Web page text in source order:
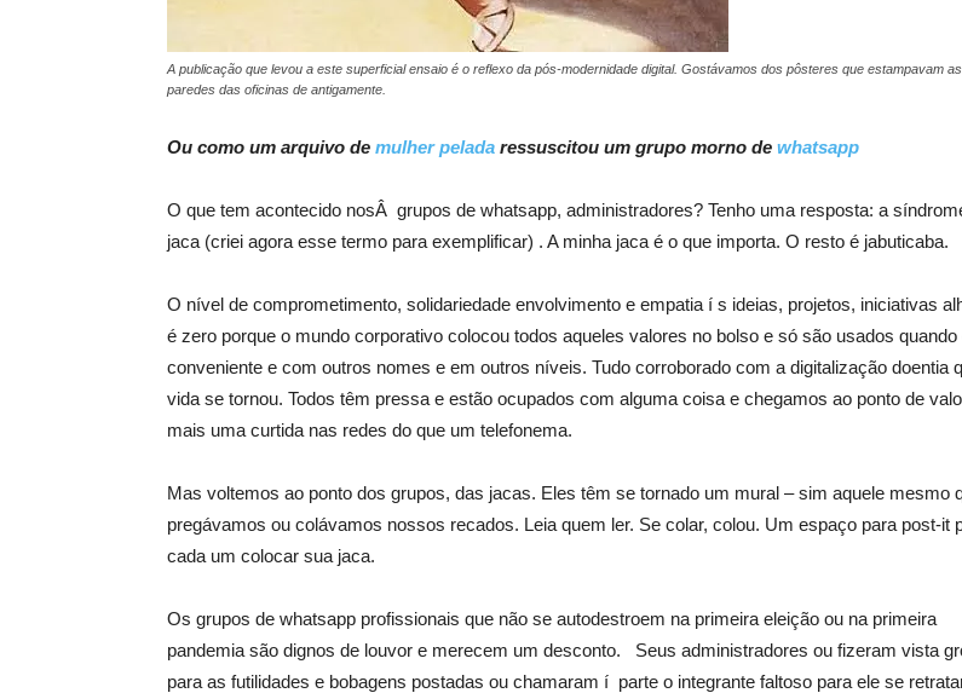
A publicação que levou a este superficial ensaio é o reflexo da pós-modernidade digital. Gostávamos dos pôsteres que estampavam as
paredes das oficinas de antigamente.
Ou como um arquivo de mulher pelada ressuscitou um grupo morno de whatsapp
O que tem acontecido nosÂ grupos de whatsapp, administradores? Tenho uma resposta: a
jaca (criei agora esse termo para exemplificar) . A minha jaca é o que importa. O resto é jabuticaba.
O ní­vel de comprometimento, solidariedade envolvimento e empatia í s ideias, projetos, iniciativas
é zero porque o mundo corporativo colocou todos aqueles valores no bolso e só são usados quando
conveniente e com outros nomes e em outros ní­veis. Tudo corroborado com a digitalização doentia
vida se tornou. Todos têm pressa e estão ocupados com alguma coisa e chegamos ao ponto de
mais uma curtida nas redes do que um telefonema.
Mas voltemos ao ponto dos grupos, das jacas. Eles têm se tornado um mural – sim aquele mesmo
pregávamos ou colávamos nossos recados. Leia quem ler. Se colar, colou. Um espaço para post-it
cada um colocar sua jaca.
Os grupos de whatsapp profissionais que não se autodestroem na primeira eleição ou na primeira
pandemia são dignos de louvor e merecem um desconto. Seus administradores ou fizeram vista
para as futilidades e bobagens postadas ou chamaram í parte o integrante faltoso para ele se